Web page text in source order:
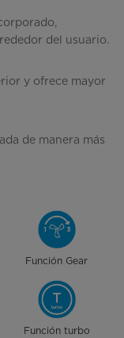
del usuario.
y ofrece mayor
de manera más
Función Gear
Función turbo